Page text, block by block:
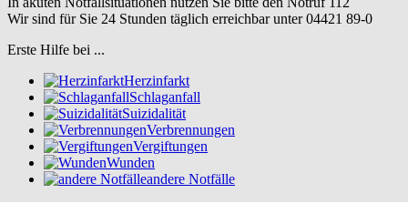
Wir sind für Sie 24 Stunden täglich erreichbar unter04421 89-0
Erste Hilfe bei ...
Herzinfarkt
Schlaganfall
Suizidalität
Verbrennungen
Vergiftungen
Wunden
andere Notfälle